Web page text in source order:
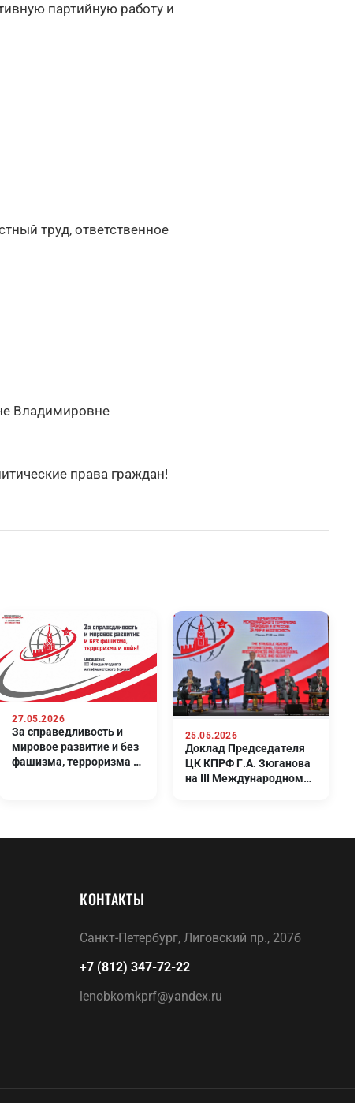
партийную работу и
труд, ответственное
Владимировне
права граждан!
27.05.2026
За справедливость и
мировое развитие и без
фашизма, терроризма и
25.05.2026
Доклад Председателя
ЦК КПРФ Г.А. Зюганова
на III Международном
КОНТАКТЫ
Санкт-Петербург, Лиговский пр., 207б
+7 (812) 347-72-22
lenobkomkprf@yandex.ru